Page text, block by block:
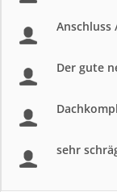
Anschluss
Der gute
sehr